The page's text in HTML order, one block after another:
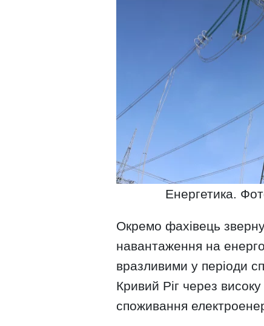
Енергетика.
Окремо фахівець
навантаження на
вразливими у періоди
Кривий Ріг через
споживання